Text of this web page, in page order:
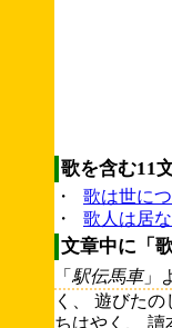
歌を含む11
・
歌は世に
・
歌人は居
文章中に「
「 駅伝馬車」
く、 遊びた
ちはやく、